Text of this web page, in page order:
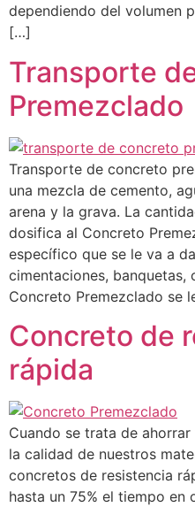
dependiendo del volumen
[…]
Transporte
Premezclado
Transporte de concreto
una mezcla de cemento,
arena y la grava. La
dosifica al Concreto
específico que se le va a
cimentaciones, banquetas,
Concreto Premezclado se
Concreto de
rápida
Cuando se trata de
la calidad de nuestros
concretos de resistencia
hasta un 75% el tiempo en